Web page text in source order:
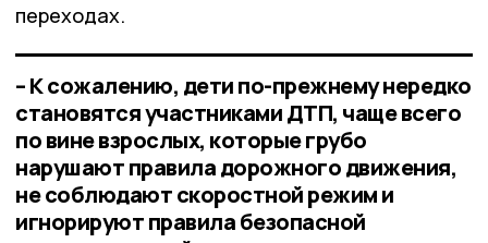
переходах.
– К сожалению, дети по-прежнему нередко
становятся участниками ДТП, чаще всего
по вине взрослых, которые грубо
нарушают правила дорожного движения,
не соблюдают скоростной режим и
игнорируют правила безопасной